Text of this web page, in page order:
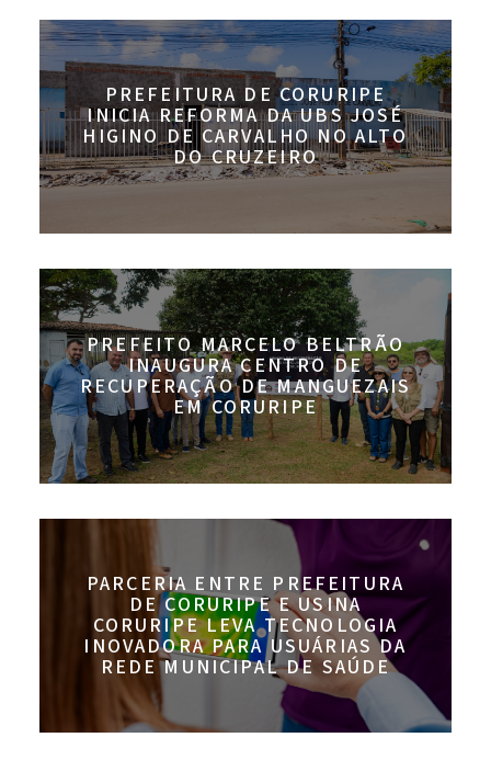
PREFEITURA DE CORURIPE
INICIA REFORMA DA UBS JOSÉ
HIGINO DE CARVALHO NO ALTO
DO CRUZEIRO
PREFEITO MARCELO BELTRÃO
INAUGURA CENTRO DE
RECUPERAÇÃO DE MANGUEZAIS
EM CORURIPE
PARCERIA ENTRE PREFEITURA
DE CORURIPE E USINA
CORURIPE LEVA TECNOLOGIA
INOVADORA PARA USUÁRIAS DA
REDE MUNICIPAL DE SAÚDE